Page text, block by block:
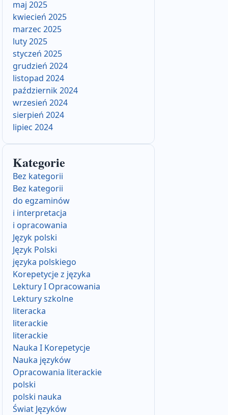
maj 2025
kwiecień 2025
marzec 2025
luty 2025
styczeń 2025
grudzień 2024
listopad 2024
październik 2024
wrzesień 2024
sierpień 2024
lipiec 2024
Kategorie
Bez kategorii
Bez kategorii
do egzaminów
i interpretacja
i opracowania
Język polski
Język Polski
języka polskiego
Korepetycje z języka
Lektury I Opracowania
Lektury szkolne
literacka
literackie
literackie
Nauka I Korepetycje
Nauka języków
Opracowania literackie
polski
polski nauka
Świat Języków